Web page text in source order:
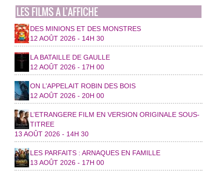
LES FILMS A L’AFFICHE
DES MINIONS ET DES MONSTRES
12 AOÛT 2026 - 14H 30
LA BATAILLE DE GAULLE
12 AOÛT 2026 - 17H 00
ON L’APPELAIT ROBIN DES BOIS
12 AOÛT 2026 - 20H 00
L’ETRANGERE FILM EN VERSION ORIGINALE SOUS-
TITREE
13 AOÛT 2026 - 14H 30
LES PARFAITS : ARNAQUES EN FAMILLE
13 AOÛT 2026 - 17H 00